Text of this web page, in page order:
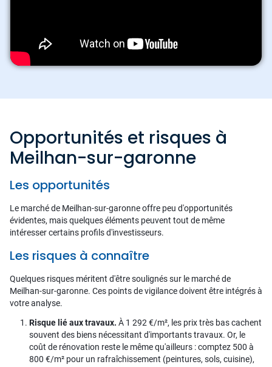
Opportunités et risques à
Meilhan-sur-garonne
Les opportunités
Le marché de Meilhan-sur-garonne offre peu d'opportunités
évidentes, mais quelques éléments peuvent tout de même
intéresser certains profils d'investisseurs.
Les risques à connaître
Quelques risques méritent d'être soulignés sur le marché de
Meilhan-sur-garonne. Ces points de vigilance doivent être intégrés à
votre analyse.
Risque lié aux travaux. À 1 292 €/m², les prix très bas cachent
souvent des biens nécessitant d'importants travaux. Or, le
coût de rénovation reste le même qu'ailleurs : comptez 500 à
800 €/m² pour un rafraîchissement (peintures, sols, cuisine),